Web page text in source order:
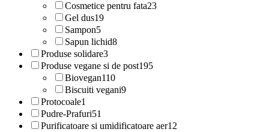
Cosmetice pentru fata23
Gel dus19
Sampon5
Sapun lichid8
Produse solidare3
Produse vegane si de post195
Biovegan110
Biscuiti vegani9
Protocoale1
Pudre-Prafuri51
Purificatoare si umidificatoare aer12